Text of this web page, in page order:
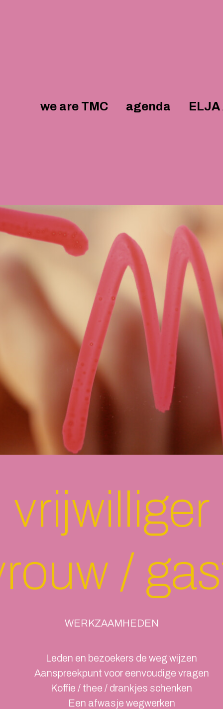
we are TMC agenda
vrijwilliger
/
WERKZAAMHEDEN
Leden en bezoekers de weg wijzen
Aanspreekpunt voor eenvoudige vragen
Koffie / thee / drankjes schenken
Een afwasje wegwerken